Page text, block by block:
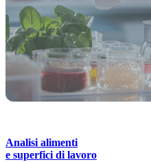
Analisi alimenti
e superfici di lavoro